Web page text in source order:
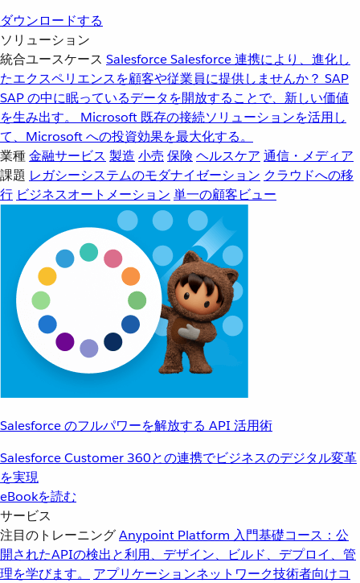
ダウンロードする
ソリューション
統合ユースケース SalesforceSalesforce 連携により、進化し
たエクスペリエンスを顧客や従業員に提供しませんか？ SAP
SAP の中に眠っているデータを開放することで、新しい価値
を生み出す。
Microsoft 既存の接続ソリューションを活用し
て、Microsoft への投資効果を最大化する。
業種金融サービス 製造 小売 保険 ヘルスケア 通信・メディア
課題 レガシーシステムのモダナイゼーション クラウドへの移
行 ビジネスオートメーション 単一の顧客ビュー
Salesforce のフルパワーを解放する API 活用術
Salesforce Customer 360との連携でビジネスのデジタル変革
を実現
eBookを読む
サービス
注目のトレーニングAnypoint Platform 入門基礎コース：公
開されたAPIの検出と利用、デザイン、ビルド、デプロイ、管
理を学びます。
アプリケーションネットワーク技術者向けコ